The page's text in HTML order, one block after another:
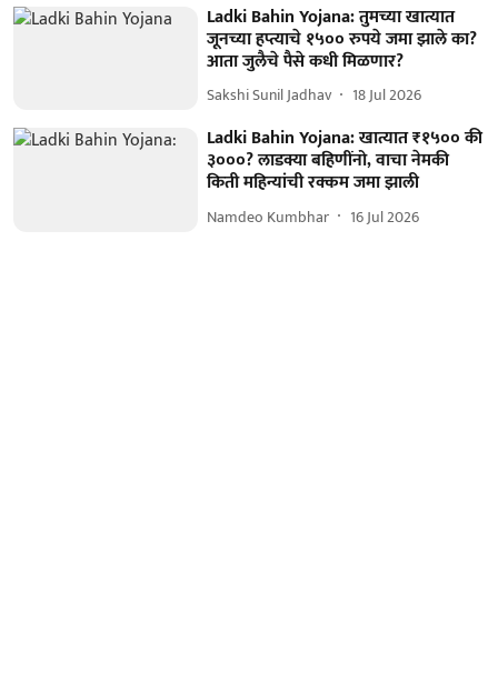
Ladki Bahin Yojana: तुमच्या खात्यात
जूनच्या हप्त्याचे १५०० रुपये जमा झाले का?
आता जुलैचे पैसे कधी मिळणार?
Sakshi Sunil Jadhav 18 Jul 2026
Ladki Bahin Yojana: खात्यात ₹१५०० की
३०००? लाडक्या बहिणींनो, वाचा नेमकी
किती महिन्यांची रक्कम जमा झाली
Namdeo Kumbhar 16 Jul 2026